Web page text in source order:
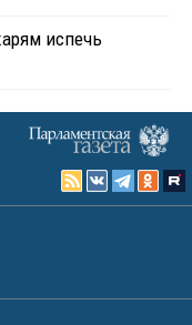
испечь